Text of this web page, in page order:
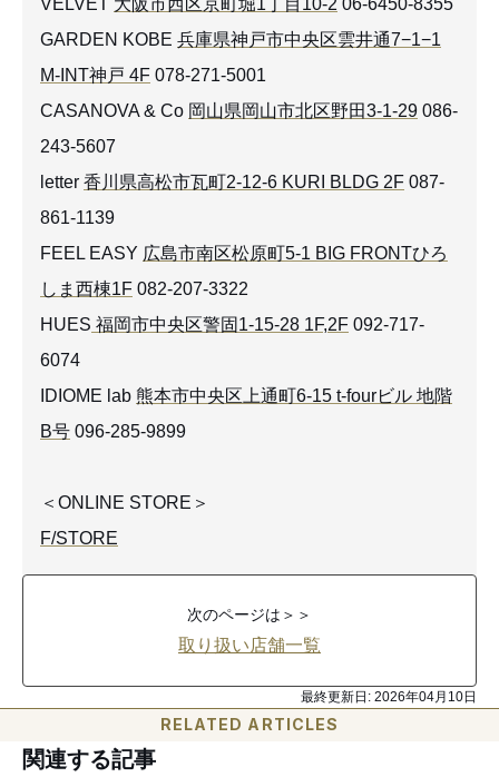
GARDEN KOBE 兵庫県神戸市中央区雲井通7−1−1
M-INT神戸 4F 078-271-5001
CASANOVA & Co 岡山県岡山市北区野田3-1-29 086-
243-5607
letter 香川県高松市瓦町2-12-6 KURI BLDG 2F 087-
861-1139
FEEL EASY 広島市南区松原町5-1 BIG FRONTひろ
しま西棟1F 082-207-3322
HUES 福岡市中央区警固1-15-28 1F,2F 092-717-
6074
IDIOME lab 熊本市中央区上通町6-15 t-fourビル 地階
B号 096-285-9899
＜ONLINE STORE＞
F/STORE
次のページは＞＞
取り扱い店舗一覧
最終更新日: 2026年04月10日
RELATED ARTICLES
関連する記事